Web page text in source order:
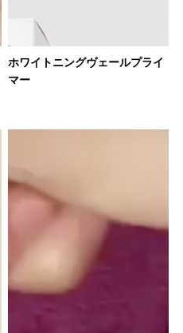
ホワイトニングヴェールプライ
マー